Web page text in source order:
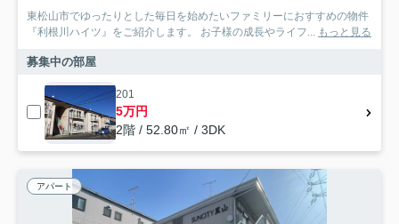
東松山市でゆったりとした毎日を始めたいファミリーにおすすめの物件
『利根川ハイツ』をご紹介します。 お子様の成長やライフ...
もっと見る
募集中の部屋
201
5万円
2階 / 52.80㎡ / 3DK
アパート